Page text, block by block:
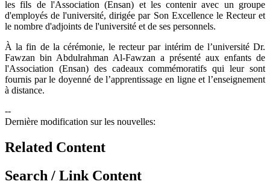
les fils de l'Association (Ensan) et les contenir avec un groupe
d'employés de l'université, dirigée par Son Excellence le Recteur et
le nombre d'adjoints de l'université et de ses personnels.
À la fin de la cérémonie, le recteur par intérim de l’université Dr.
Fawzan bin Abdulrahman Al-Fawzan a présenté aux enfants de
l'Association (Ensan) des cadeaux commémoratifs qui leur sont
fournis par le doyenné de l’apprentissage en ligne et l’enseignement
à distance.
--
Dernière modification sur les nouvelles:
Related Content
Search / Link Content